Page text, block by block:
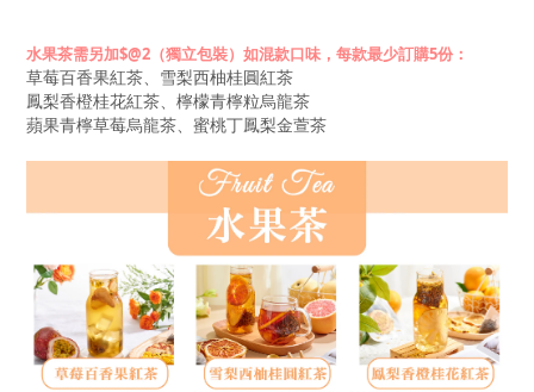
水果茶需另加$@2 （獨立包裝） 如混款口味，每款最少訂購5份：
草莓百香果紅茶、雪梨西柚桂圓紅茶
鳳梨香橙桂花紅茶、檸檬青檸粒烏龍茶
蘋果青檸草莓烏龍茶、蜜桃丁鳳梨金萱茶